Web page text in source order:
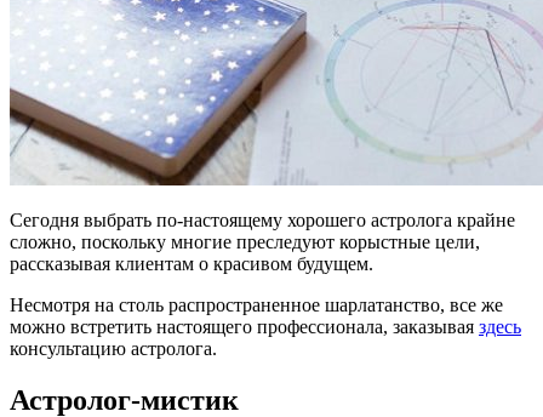
Сегодня выбрать по-настоящему хорошего астролога крайне
сложно, поскольку многие преследуют корыстные цели,
рассказывая клиентам о красивом будущем.
Несмотря на столь распространенное шарлатанство, все же
можно встретить настоящего профессионала, заказывая здесь
консультацию астролога.
Астролог-мистик